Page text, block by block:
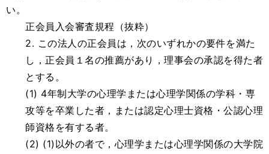
い。
正会員入会審査規程（抜粋）
2. この法人の正会員は，次のいずれかの要件を満た
し，正会員１名の推薦があり，理事会の承認を得た者
とする。
(1) 4年制大学の心理学または心理学関係の学科・専
攻等を卒業した者，または認定心理士資格・公認心理
師資格を有する者。
(2) (1)以外の者で，心理学または心理学関係の大学院